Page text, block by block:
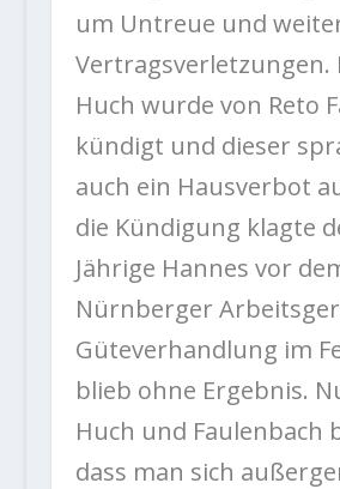
um Untreue und
Vertragsverletzungen.
Huch wurde von Reto
kündigt und dieser
auch ein Hausverbot
die Kündigung klagte
Jährige Hannes vor
Nürnberger
Güteverhandlung im
blieb ohne Ergebnis.
Huch und Faulenbach
dass man sich